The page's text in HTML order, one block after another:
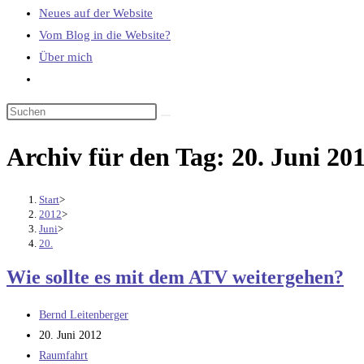
Neues auf der Website
Vom Blog in die Website?
Über mich
umschalten
Archiv für den Tag: 20. Juni
Start>
2012>
Juni>
20.
Wie sollte es mit dem ATV weitergehen?
Beitrags-
Autor:
Bernd Leitenberger
Beitrag
veröffentlicht:
20. Juni 2012
Beitrags-
Raumfahrt